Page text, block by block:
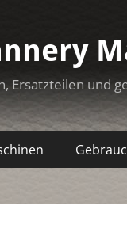
Ersatzteilen und